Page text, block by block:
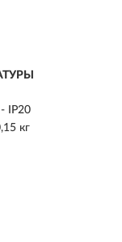
- IP20
кг